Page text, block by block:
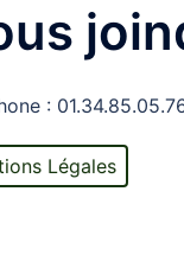
:
Légales